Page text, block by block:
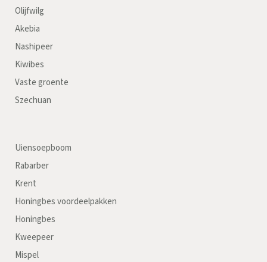
Olijfwilg
Akebia
Nashipeer
Kiwibes
Vaste groente
Szechuan
Uiensoepboom
Rabarber
Krent
Honingbes voordeelpakken
Honingbes
Kweepeer
Mispel